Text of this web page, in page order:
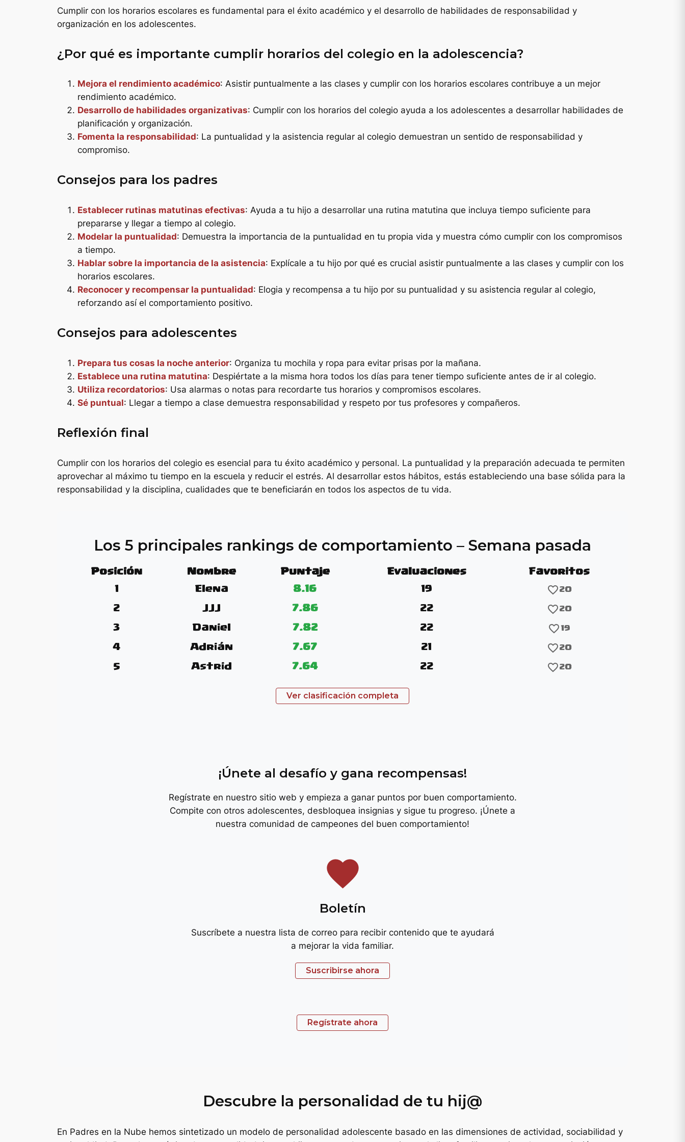
Cumplir con los horarios escolares es fundamental para el éxito académico y el desarrollo de habilidades de responsabilidad y
organización en los adolescentes.
¿Por qué es importante cumplir horarios del colegio en la adolescencia?
Mejora el rendimiento académico: Asistir puntualmente a las clases y cumplir con los horarios escolares contribuye a un mejor
rendimiento académico.
Desarrollo de habilidades organizativas: Cumplir con los horarios del colegio ayuda a los adolescentes a desarrollar habilidades de
planificación y organización.
Fomenta la responsabilidad: La puntualidad y la asistencia regular al colegio demuestran un sentido de responsabilidad y
compromiso.
Consejos para los padres
Establecer rutinas matutinas efectivas: Ayuda a tu hijo a desarrollar una rutina matutina que incluya tiempo suficiente para
prepararse y llegar a tiempo al colegio.
Modelar la puntualidad: Demuestra la importancia de la puntualidad en tu propia vida y muestra cómo cumplir con los compromisos
a tiempo.
Hablar sobre la importancia de la asistencia: Explícale a tu hijo por qué es crucial asistir puntualmente a las clases y cumplir con los
horarios escolares.
Reconocer y recompensar la puntualidad: Elogia y recompensa a tu hijo por su puntualidad y su asistencia regular al colegio,
reforzando así el comportamiento positivo.
Consejos para adolescentes
Prepara tus cosas la noche anterior: Organiza tu mochila y ropa para evitar prisas por la mañana.
Establece una rutina matutina: Despiértate a la misma hora todos los días para tener tiempo suficiente antes de ir al colegio.
Utiliza recordatorios: Usa alarmas o notas para recordarte tus horarios y compromisos escolares.
Sé puntual: Llegar a tiempo a clase demuestra responsabilidad y respeto por tus profesores y compañeros.
Reflexión final
Cumplir con los horarios del colegio es esencial para tu éxito académico y personal. La puntualidad y la preparación adecuada te permiten
aprovechar al máximo tu tiempo en la escuela y reducir el estrés. Al desarrollar estos hábitos, estás estableciendo una base sólida para la
responsabilidad y la disciplina, cualidades que te beneficiarán en todos los aspectos de tu vida.
Los 5 principales rankings de comportamiento – Semana pasada
Posición Nombre Puntaje Evaluaciones
Favoritos
1
Elena 8.16 19 favorite_border 20
2 JJJ 7.86 22 favorite_border 20
3 Daniel 7.82 22 favorite_border 19
4 Adrián 7.67 21 favorite_border 20
5 Astrid 7.64 22 favorite_border 20
Ver clasificación completa
¡Únete al desafío y gana recompensas!
Regístrate en nuestro sitio web y empieza a ganar puntos por buen comportamiento.
Compite con otros adolescentes, desbloquea insignias y sigue tu progreso. ¡Únete a
nuestra comunidad de campeones del buen comportamiento!
favorite
Boletín
Suscríbete a nuestra lista de correo para recibir contenido que te ayudará
a mejorar la vida familiar.
Suscribirse ahora
Regístrate ahora
Descubre la personalidad de tu hij@
En Padres en la Nube hemos sintetizado un modelo de personalidad adolescente basado en las dimensiones de actividad, sociabilidad y